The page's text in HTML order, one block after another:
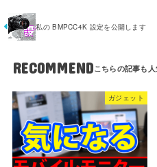
私の BMPCC4K 設定を公開します
RECOMMEND
ガジェット